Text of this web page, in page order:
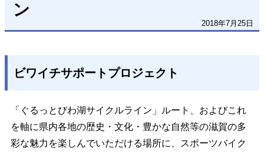
ン
2018年7月25日
ビワイチサポートプロジェクト
「ぐるっとびわ湖サイクルライン」ルート、およびこれ
を軸に県内各地の歴史・文化・豊かな自然等の滋賀の多
彩な魅力を楽しんでいただける場所に、スポーツバイク